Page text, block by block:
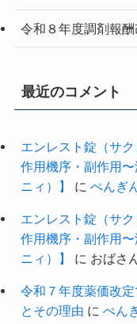
令和８年度調剤報
最近のコメント
エンレスト錠（サ
作用機序・副作用
ニィ）】
に ぺんぎ
エンレスト錠（サ
作用機序・副作用
ニィ）】
に おばさ
令和７年度薬価改
とその理由 に ぺん